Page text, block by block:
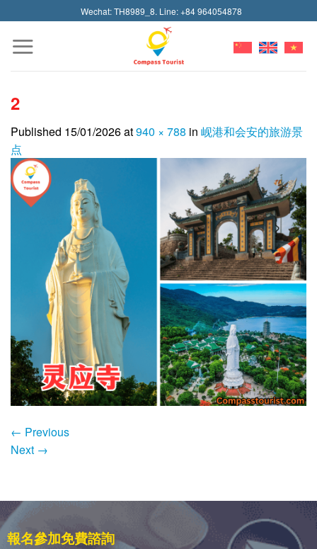
to
content
Wechat: TH8989_8. Line: +84 964054878
2
Published 15/01/2026at940 × 788 in 岘港和会安的旅游景
点
← Previous
Next →
報名參加免費諮詢